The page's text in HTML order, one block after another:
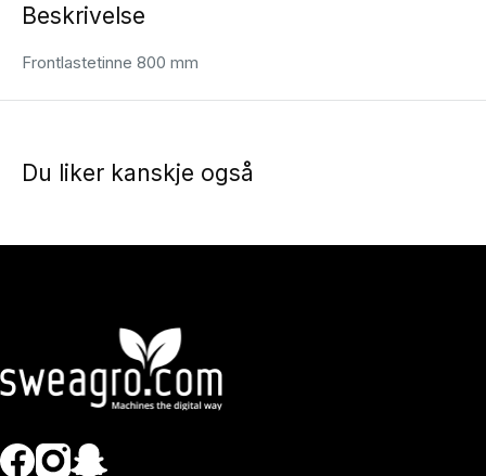
Beskrivelse
Frontlastetinne 800 mm
Du liker kanskje også